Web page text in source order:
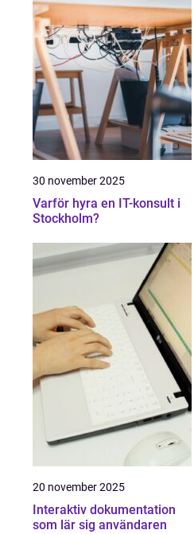
30 november 2025
Varför hyra en IT-konsult i
Stockholm?
20 november 2025
Interaktiv dokumentation
som lär sig användaren